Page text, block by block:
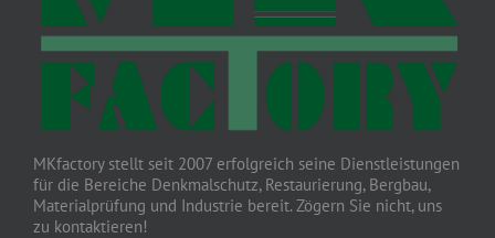
MKfactory stellt seit 2007 erfolgreich seine Dienstleistungen
für die Bereiche Denkmalschutz, Restaurierung, Bergbau,
Materialprüfung und Industrie bereit. Zögern Sie nicht, uns
zu kontaktieren!